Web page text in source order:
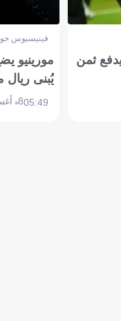
ثمن
فينيسيوس
مورينيو
يُبنى ريال
05:498 أغسطس 2026